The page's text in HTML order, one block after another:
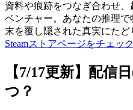
資料や痕跡をつなぎ合わせ
ベンチャー。あなたの推理
末を覆し隠された真実にたど
Steamストアページをチェック
【7/17更新】 配信
つ？